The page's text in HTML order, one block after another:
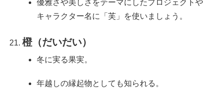
優雅さや美しさをテーマにしたプロジェクトや
キャラクター名に「芙」を使いましょう。
橙（だいだい）
冬に実る果実。
年越しの縁起物としても知られる。